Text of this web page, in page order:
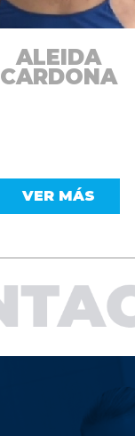
ALEIDA
CARDONA
VER MÁS